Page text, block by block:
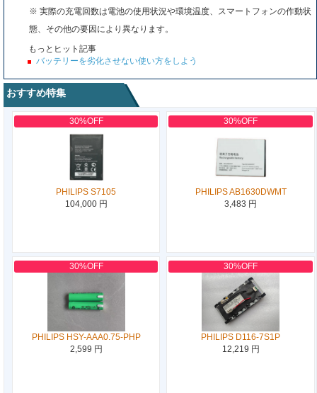
※ 実際の充電回数は電池の使用状況や環境温度、スマートフォンの作動状
態、その他の要因により異なります。
もっとヒット記事
バッテリーを劣化させない使い方をしよう
おすすめ特集
30%OFF
PHILIPS S7105
104,000 円
30%OFF
PHILIPS AB1630DWMT
3,483 円
30%OFF
PHILIPS HSY-AAA0.75-PHP
2,599 円
30%OFF
PHILIPS D116-7S1P
12,219 円